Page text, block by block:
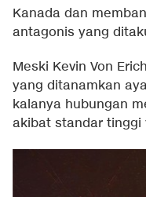
Kanada dan
antagonis yang
Meski Kevin Von
yang ditanamkan
kalanya hubungan
akibat standar tinggi